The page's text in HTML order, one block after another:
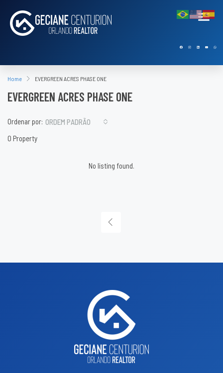
Home EVERGREEN ACRES PHASE ONE
EVERGREEN ACRES PHASE ONE
0 Property
Ordenar por: ORDEM PADRÃO
No listing found.